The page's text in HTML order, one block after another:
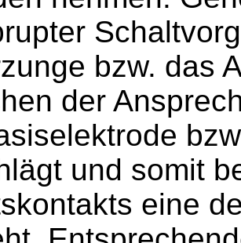
bzw. das
der
und somit
eine